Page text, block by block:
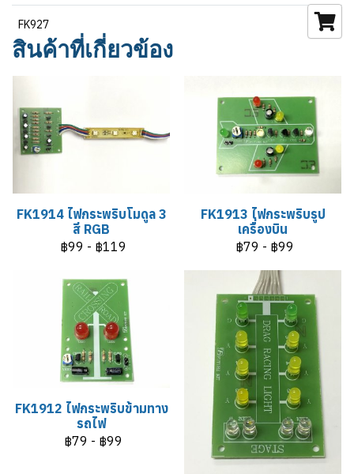
FK927
สินค้าที่เกี่ยวข้อง
FK1914 ไฟกระพริบโมดูล 3
สี RGB
฿99 - ฿119
FK1913 ไฟกระพริบรูป
เครื่องบิน
฿79 - ฿99
FK1912 ไฟกระพริบข้ามทาง
รถไฟ
฿79 - ฿99